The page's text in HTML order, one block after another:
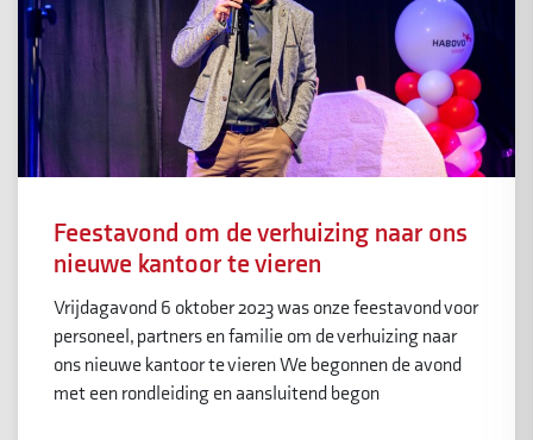
Feestavond om de verhuizing naar ons
nieuwe kantoor te vieren
Vrijdagavond 6 oktober 2023 was onze feestavond voor
personeel, partners en familie om de verhuizing naar
ons nieuwe kantoor te vieren We begonnen de avond
met een rondleiding en aansluitend begon